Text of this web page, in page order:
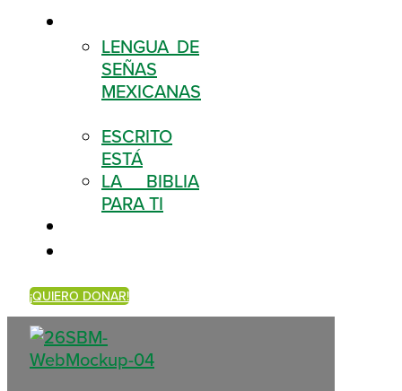
LENGUA DE
SEÑAS
MEXICANAS
ESCRITO
ESTÁ
LA BIBLIA
PARA TI
¡QUIERO DONAR!